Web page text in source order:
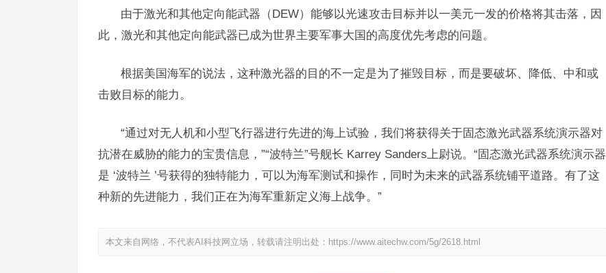
由于激光和其他定向能武器（DEW）能够以光速攻击目标并以一美元一发的价格将其击落，因
此，激光和其他定向能武器已成为世界主要军事大国的高度优先考虑的问题。
根据美国海军的说法，这种激光器的目的不一定是为了摧毁目标，而是要破坏、降低、中和或
击败目标的能力。
“通过对无人机和小型飞行器进行先进的海上试验，我们将获得关于固态激光武器系统演示器对
抗潜在威胁的能力的宝贵信息，”“波特兰”号舰长 Karrey Sanders上尉说。“固态激光武器系统演示器
是 ‘波特兰 ’号获得的独特能力，可以为海军测试和操作，同时为未来的武器系统铺平道路。有了这
种新的先进能力，我们正在为海军重新定义海上战争。”
本文来自网络，不代表AI科技网立场，转载请注明出处： https://www.aitechw.com/5g/2618.html